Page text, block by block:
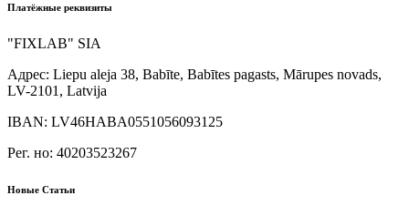
Платёжные реквизиты
"FIXLAB" SIA
Адрес: Liepu aleja 38, Babīte, Babītes pagasts, Mārupes novads,
LV-2101, Latvija
IBAN: LV46HABA0551056093125
Рег. но: 40203523267
Новые Статьи